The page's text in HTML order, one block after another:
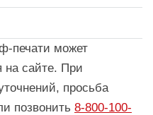
печати может
на сайте. При
просьба
позвонить 8-800-100-